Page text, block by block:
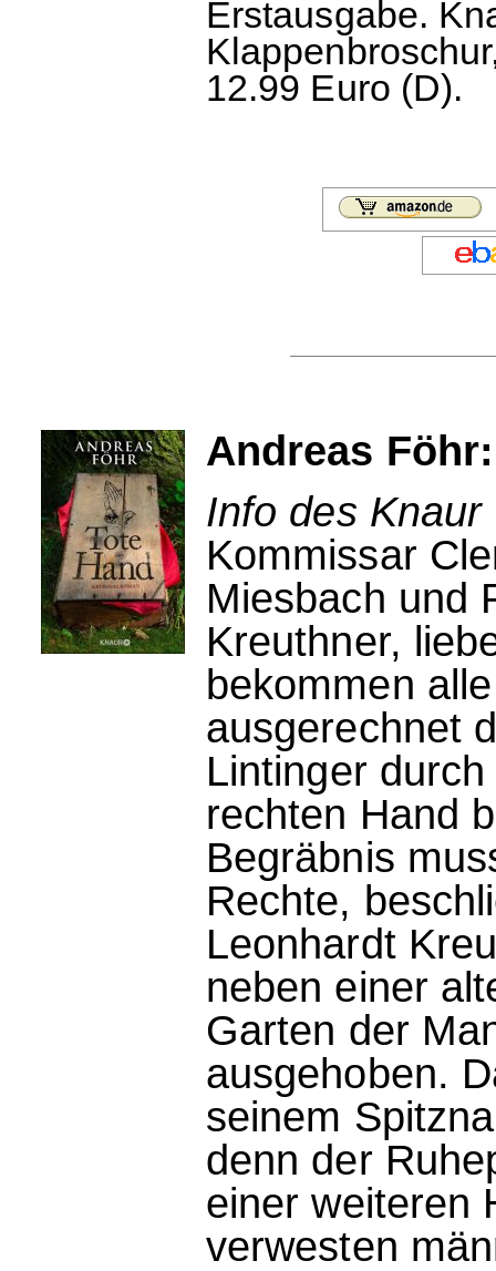
Erstausgabe.
12.99 Euro (D).
Andreas
Info des Knaur
Kommissar
Miesbach und
Kreuthner,
bekommen
ausgerechnet
Lintinger
rechten Hand
Begräbnis
Rechte,
Leonhardt
neben einer
Garten der
ausgehoben.
seinem
denn der
einer weiteren
verwesten